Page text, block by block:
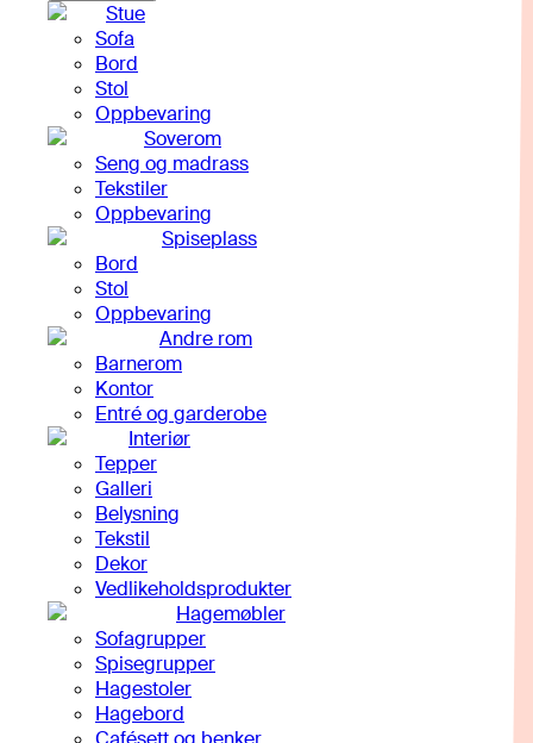
Stue
Sofa
Bord
Stol
Oppbevaring
Soverom
Seng og madrass
Tekstiler
Oppbevaring
Spiseplass
Bord
Stol
Oppbevaring
Andre rom
Barnerom
Kontor
Entré og garderobe
Interiør
Tepper
Galleri
Belysning
Tekstil
Dekor
Vedlikeholdsprodukter
Hagemøbler
Sofagrupper
Spisegrupper
Hagestoler
Hagebord